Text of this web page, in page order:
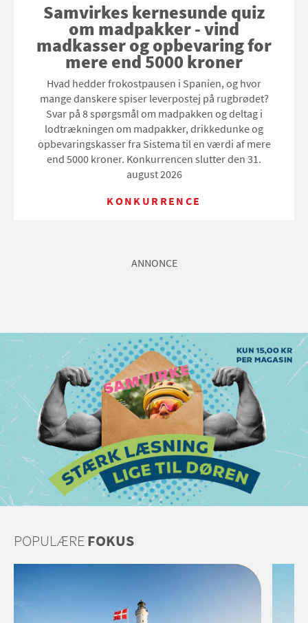
Samvirkes kernesunde quiz
om madpakker - vind
madkasser og opbevaring for
mere end 5000 kroner
Hvad hedder frokostpausen i Spanien, og hvor
mange danskere spiser leverpostej på rugbrødet?
Svar på 8 spørgsmål om madpakken og deltag i
lodtrækningen om madpakker, drikkedunke og
opbevaringskasser fra Sistema til en værdi af mere
end 5000 kroner. Konkurrencen slutter den 31.
august 2026
KONKURRENCE
ANNONCE
POPULÆREFOKUS